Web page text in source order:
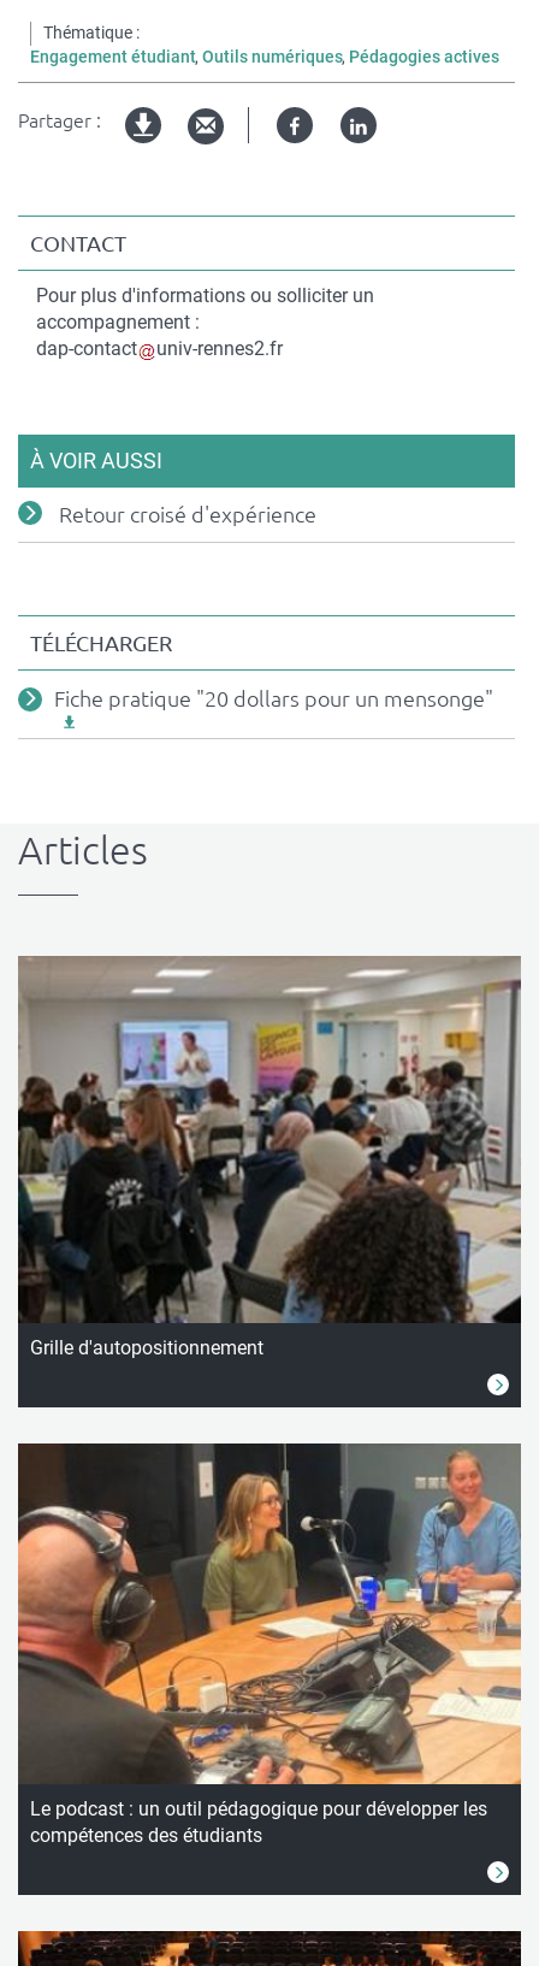
Thématique
Engagement étudiant Outils numériques Pédagogies actives
Partager : FacebookLinked
CONTACT
Contact
Pour plus d'informations ou solliciter un
accompagnement :
Courriel
dap-contact univ-rennes2.fr
À VOIR AUSSI
Retour croisé d'expérience
TÉLÉCHARGER
Fichiers
associés
Fiche pratique "20 dollars pour un mensonge"
Articles
Grille d'autopositionnement
Le podcast : un outil pédagogique pour développer les
compétences des étudiants